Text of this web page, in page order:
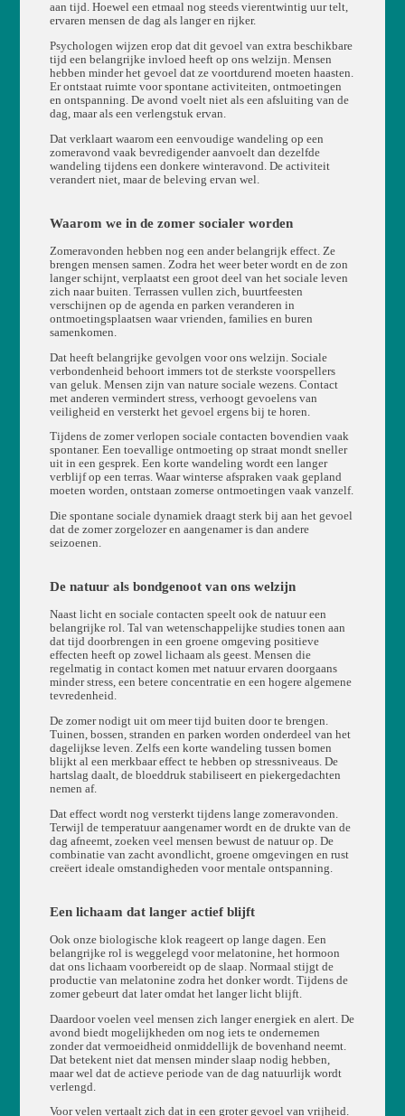
aan tijd. Hoewel een etmaal nog steeds vierentwintig uur telt,
ervaren mensen de dag als langer en rijker.
Psychologen wijzen erop dat dit gevoel van extra beschikbare
tijd een belangrijke invloed heeft op ons welzijn. Mensen
hebben minder het gevoel dat ze voortdurend moeten haasten.
Er ontstaat ruimte voor spontane activiteiten, ontmoetingen
en ontspanning. De avond voelt niet als een afsluiting van de
dag, maar als een verlengstuk ervan.
Dat verklaart waarom een eenvoudige wandeling op een
zomeravond vaak bevredigender aanvoelt dan dezelfde
wandeling tijdens een donkere winteravond. De activiteit
verandert niet, maar de beleving ervan wel.
Waarom we in de zomer socialer worden
Zomeravonden hebben nog een ander belangrijk effect. Ze
brengen mensen samen. Zodra het weer beter wordt en de zon
langer schijnt, verplaatst een groot deel van het sociale leven
zich naar buiten. Terrassen vullen zich, buurtfeesten
verschijnen op de agenda en parken veranderen in
ontmoetingsplaatsen waar vrienden, families en buren
samenkomen.
Dat heeft belangrijke gevolgen voor ons welzijn. Sociale
verbondenheid behoort immers tot de sterkste voorspellers
van geluk. Mensen zijn van nature sociale wezens. Contact
met anderen vermindert stress, verhoogt gevoelens van
veiligheid en versterkt het gevoel ergens bij te horen.
Tijdens de zomer verlopen sociale contacten bovendien vaak
spontaner. Een toevallige ontmoeting op straat mondt sneller
uit in een gesprek. Een korte wandeling wordt een langer
verblijf op een terras. Waar winterse afspraken vaak gepland
moeten worden, ontstaan zomerse ontmoetingen vaak vanzelf.
Die spontane sociale dynamiek draagt sterk bij aan het gevoel
dat de zomer zorgelozer en aangenamer is dan andere
seizoenen.
De natuur als bondgenoot van ons welzijn
Naast licht en sociale contacten speelt ook de natuur een
belangrijke rol. Tal van wetenschappelijke studies tonen aan
dat tijd doorbrengen in een groene omgeving positieve
effecten heeft op zowel lichaam als geest. Mensen die
regelmatig in contact komen met natuur ervaren doorgaans
minder stress, een betere concentratie en een hogere algemene
tevredenheid.
De zomer nodigt uit om meer tijd buiten door te brengen.
Tuinen, bossen, stranden en parken worden onderdeel van het
dagelijkse leven. Zelfs een korte wandeling tussen bomen
blijkt al een merkbaar effect te hebben op stressniveaus. De
hartslag daalt, de bloeddruk stabiliseert en piekergedachten
nemen af.
Dat effect wordt nog versterkt tijdens lange zomeravonden.
Terwijl de temperatuur aangenamer wordt en de drukte van de
dag afneemt, zoeken veel mensen bewust de natuur op. De
combinatie van zacht avondlicht, groene omgevingen en rust
creëert ideale omstandigheden voor mentale ontspanning.
Een lichaam dat langer actief blijft
Ook onze biologische klok reageert op lange dagen. Een
belangrijke rol is weggelegd voor melatonine, het hormoon
dat ons lichaam voorbereidt op de slaap. Normaal stijgt de
productie van melatonine zodra het donker wordt. Tijdens de
zomer gebeurt dat later omdat het langer licht blijft.
Daardoor voelen veel mensen zich langer energiek en alert. De
avond biedt mogelijkheden om nog iets te ondernemen
zonder dat vermoeidheid onmiddellijk de bovenhand neemt.
Dat betekent niet dat mensen minder slaap nodig hebben,
maar wel dat de actieve periode van de dag natuurlijk wordt
verlengd.
Voor velen vertaalt zich dat in een groter gevoel van vrijheid.